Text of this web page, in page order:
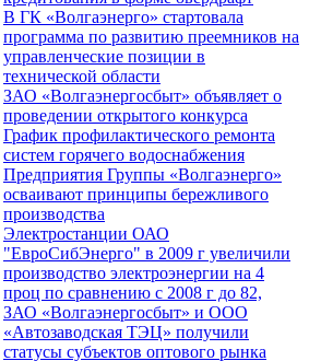
В ГК «Волгаэнерго» стартовала
программа по развитию преемников на
управленческие позиции в
технической области
ЗАО «Волгаэнергосбыт» объявляет о
проведении открытого конкурса
График профилактического ремонта
систем горячего водоснабжения
Предприятия Группы «Волгаэнерго»
осваивают принципы бережливого
производства
Электростанции ОАО
"ЕвроСибЭнерго" в 2009 г увеличили
производство электроэнергии на 4
проц по сравнению с 2008 г до 82,
ЗАО «Волгаэнергосбыт» и ООО
«Автозаводская ТЭЦ» получили
статусы субъектов оптового рынка